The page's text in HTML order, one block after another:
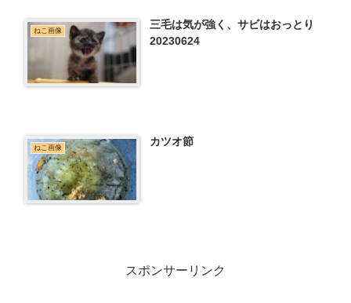
ねこ画像
三毛は気が強く、サビはおっとり
20230624
ねこ画像 カツオ節
スポンサーリンク